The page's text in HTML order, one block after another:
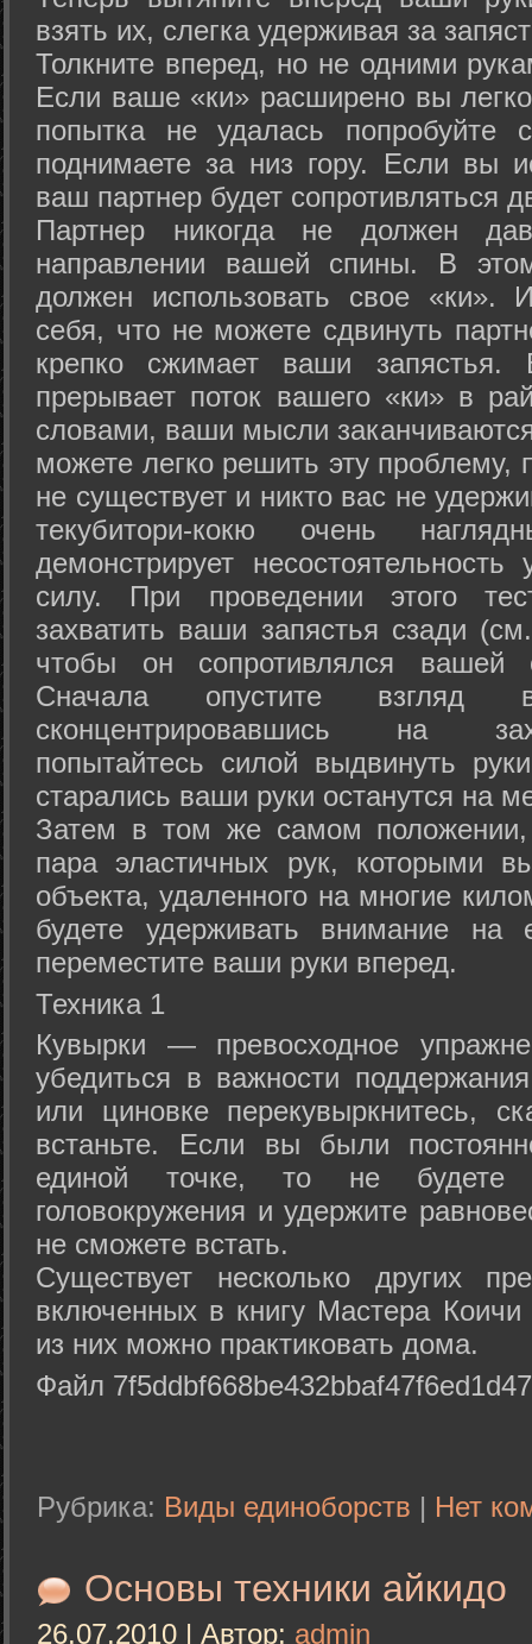
взять их, слегка удерживая за
Толкните вперед, но не одними
Если ваше «ки» расширено вы
попытка не удалась попробуйте
поднимаете за низ гору. Если вы
ваш партнер будет сопротивляться
Партнер никогда не должен
направлении вашей спины. В
должен использовать свое «ки».
себя, что не можете сдвинуть
крепко сжимает ваши запястья.
прерывает поток вашего «ки» в
словами, ваши мысли
можете легко решить эту проблему,
не существует и никто вас не
текубитори-кокю очень
демонстрирует
силу. При проведении этого
захватить ваши запястья сзади
чтобы он сопротивлялся вашей
Сначала опустите
сконцентрировавшись на
попытайтесь силой выдвинуть
старались ваши руки останутся на
Затем в том же самом положении,
пара эластичных рук, которыми
объекта, удаленного на многие
будете удерживать внимание на
переместите ваши руки вперед.
Техника 1
Кувырки — превосходное
убедиться в важности
или циновке перекувыркнитесь,
встаньте. Если вы были
единой точке, то не будете
головокружения и удержите
не сможете встать.
Существует несколько других
включенных в книгу Мастера
из них можно практиковать дома.
Файл
Рубрика: Виды единоборств | Нет
Основы техники айкидо
26.07.2010 | Автор: admin